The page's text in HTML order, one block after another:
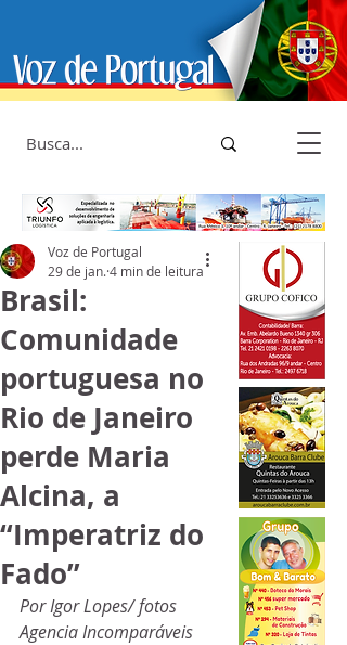
Brasil:
Comunidade
portuguesa no
Rio de Janeiro
perde Maria
Alcina, a
“Imperatriz do
Fado”
Voz de Portugal
29 de jan. 4 min de leitura
Por Igor Lopes/ fotos
Agencia Incomparáveis